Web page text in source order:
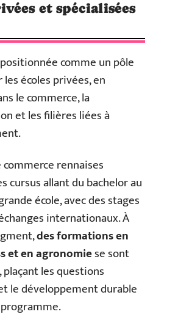
et spécialisées
positionnée comme un pôle
écoles privées, en
le commerce, la
et les filières liées à
commerce rennaises
cursus allant du bachelor au
école, avec des stages
internationaux. À
des formations en
et en agronomiese sont
les questions
le développement durable